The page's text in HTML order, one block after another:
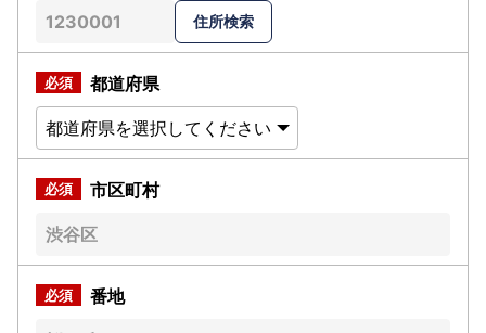
都道府県
市区町村
番地